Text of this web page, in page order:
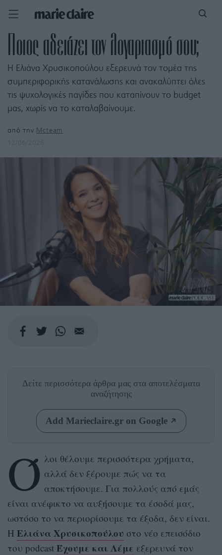
Ποιος αδειάζει τον λογαριασμό σου;
Η Ελιάνα Χρυσικοπούλου εξερευνά τον τομέα της
συμπεριφορικής κατανάλωσης και ανακαλύπτει όλες
τις ψυχολογικές παγίδες που καταπίνουν το budget
μας, χωρίς να το καταλαβαίνουμε.
από την Mcteam
Δείτε περισσότερα άρθρα μας στα αποτελέσματα
αναζήτησης
Add Marieclaire.gr on Google
Ό λοι θέλουμε περισσότερα χρήματα,
αλλά δεν ξέρουμε πώς να τα
αποκτήσουμε. Για πολλούς από εμάς
είναι ανέφικτο να αυξήσουμε τα έσοδά μας,
ωστόσο το να περιορίσουμε τα έξοδα, δεν είναι.
Η Ελιάνα Χρυσικοπούλου στο νέο επεισόδιο
του podcast Έχουμε και Λέμε εξερευνά τον